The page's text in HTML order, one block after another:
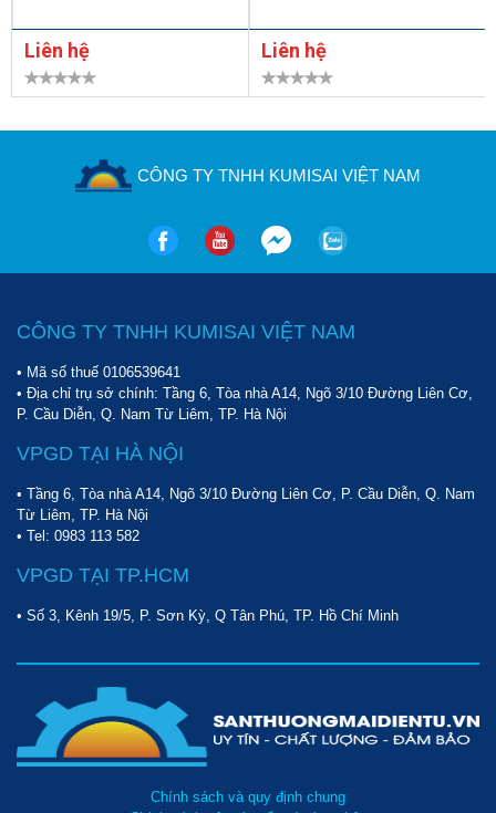
Liên hệ Liên hệ
CÔNG TY TNHH KUMISAI VIỆT NAM
CÔNG TY TNHH KUMISAI VIỆT NAM
• Mã số thuế 0106539641
• Địa chỉ trụ sở chính: Tầng 6, Tòa nhà A14, Ngõ 3/10 Đường Liên Cơ,
P. Cầu Diễn, Q. Nam Từ Liêm, TP. Hà Nội
VPGD TẠI HÀ NỘI
• Tầng 6, Tòa nhà A14, Ngõ 3/10 Đường Liên Cơ, P. Cầu Diễn, Q. Nam
Từ Liêm, TP. Hà Nội
• Tel: 0983 113 582
VPGD TẠI TP.HCM
• Số 3, Kênh 19/5, P. Sơn Kỳ, Q Tân Phú, TP. Hồ Chí Minh
Chính sách và quy định chung